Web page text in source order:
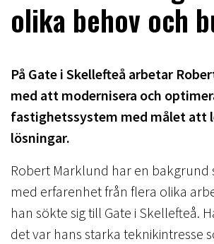
olika behov och
På Gate i Skellefteå arbetar
med att modernisera och
fastighetssystem med målet att
lösningar.
Robert Marklund har en
med erfarenhet från flera olika
han sökte sig till Gate i Skellefteå.
det var hans starka teknikintresse